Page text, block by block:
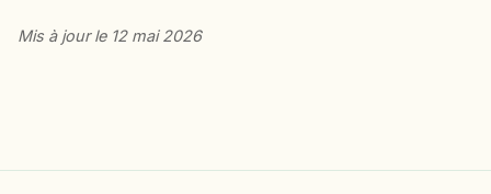
Mis à jour le 12 mai 2026